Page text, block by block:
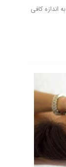
کافی